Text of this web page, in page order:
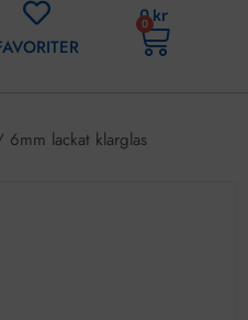
0kr
0
6mm lackat klarglas